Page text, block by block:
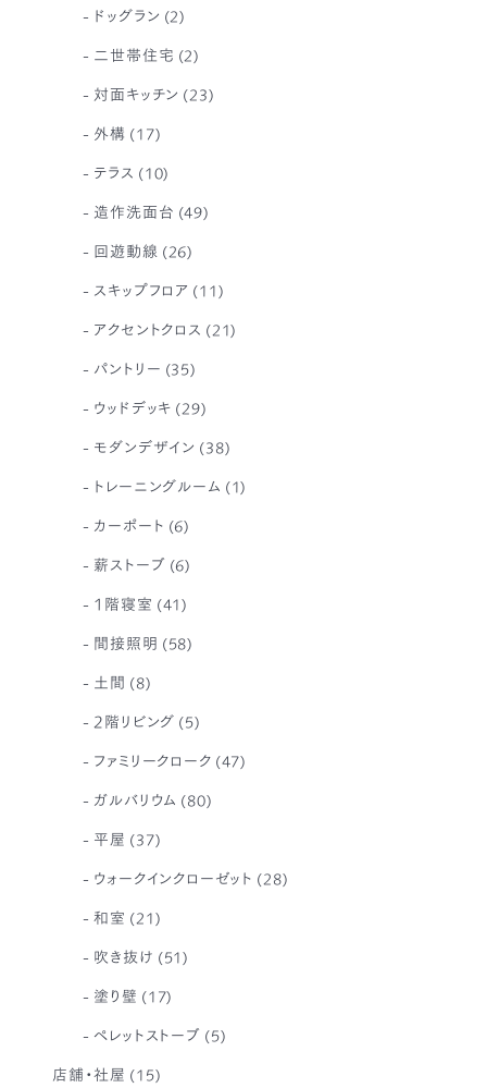
ドッグラン (2)
二世帯住宅 (2)
対面キッチン (23)
外構 (17)
テラス (10)
造作洗面台 (49)
回遊動線 (26)
スキップフロア (11)
アクセントクロス (21)
パントリー (35)
ウッドデッキ (29)
モダンデザイン (38)
トレーニングルーム (1)
カーポート (6)
薪ストーブ (6)
1階寝室 (41)
間接照明 (58)
土間 (8)
2階リビング (5)
ファミリークローク (47)
ガルバリウム (80)
平屋 (37)
ウォークインクローゼット (28)
和室 (21)
吹き抜け (51)
塗り壁 (17)
ペレットストーブ (5)
店舗・社屋 (15)